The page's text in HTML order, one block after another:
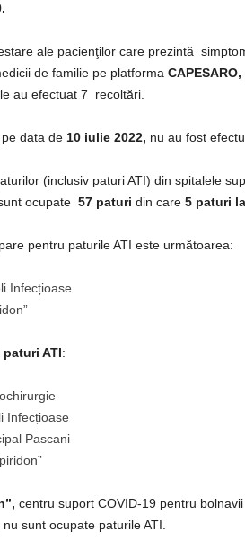
ale pacienţilor care prezintă
de familie pe platforma CAPESARO,
au efectuat 7 recoltări.
data de 10 iulie 2022, nu au fost
(inclusiv paturi ATI) din spitalele
sunt ocupate 57 paturi din care 5 paturi
pentru paturile ATI este următoarea:
Infecțioase
paturi ATI:
Infecțioase
Pascani
centru suport COVID-19 pentru
sunt ocupate paturile ATI.